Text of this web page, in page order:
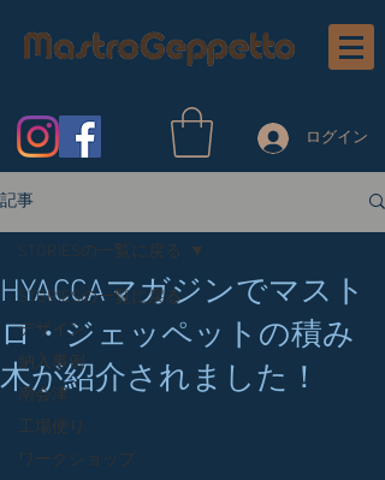
ログイン
記事
STORIESの一覧に戻る
デザイン
納入事例
南会津
工場便り
ワークショップ
STORIESの一覧に戻る
HYACCAマガジンでマスト
ロ・ジェッペットの積み
木が紹介されました！